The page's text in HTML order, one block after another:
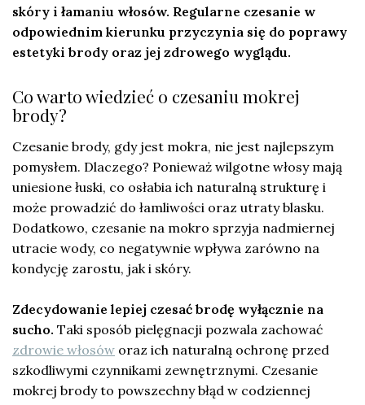
skóry i łamaniu włosów. Regularne czesanie w
odpowiednim kierunku przyczynia się do poprawy
estetyki brody oraz jej zdrowego wyglądu.
Co warto wiedzieć o czesaniu mokrej
brody?
Czesanie brody, gdy jest mokra, nie jest najlepszym
pomysłem. Dlaczego? Ponieważ wilgotne włosy mają
uniesione łuski, co osłabia ich naturalną strukturę i
może prowadzić do łamliwości oraz utraty blasku.
Dodatkowo, czesanie na mokro sprzyja nadmiernej
utracie wody, co negatywnie wpływa zarówno na
kondycję zarostu, jak i skóry.
Zdecydowanie lepiej czesać brodę wyłącznie na
sucho. Taki sposób pielęgnacji pozwala zachować
zdrowie włosów oraz ich naturalną ochronę przed
szkodliwymi czynnikami zewnętrznymi. Czesanie
mokrej brody to powszechny błąd w codziennej